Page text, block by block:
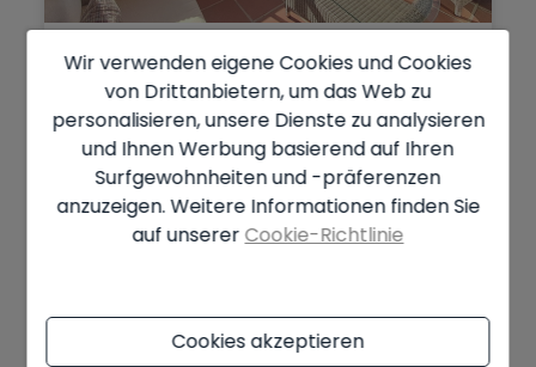
2-Zimmer-Apartment mit
spektakulärer Au...
Altea - Pueblo Mascarat Ref. HOR700006
97 m2 2 2
1.900 € / monat
Wir verwenden eigene Cookies und Cookies
von Drittanbietern, um das Web zu
personalisieren, unsere Dienste zu analysieren
und Ihnen Werbung basierend auf Ihren
Surfgewohnheiten und -präferenzen
anzuzeigen. Weitere Informationen finden Sie
auf unserer Cookie-Richtlinie
Cookies akzeptieren